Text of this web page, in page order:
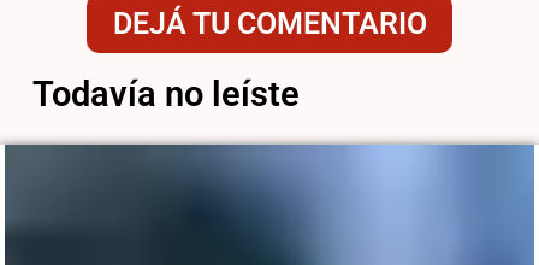
DEJÁ TU COMENTARIO
Todavía no leíste